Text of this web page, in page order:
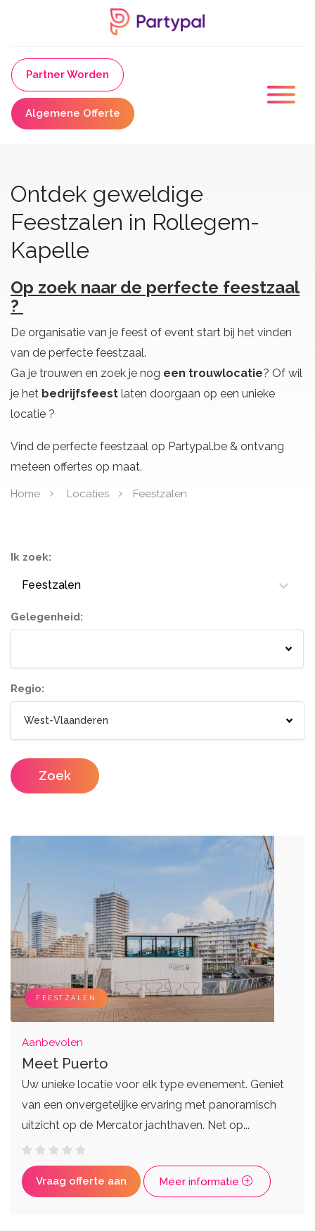
Partner Worden
Algemene Offerte
Ontdek geweldige
Feestzalen in Rollegem-
Kapelle
Op zoek naar de perfecte feestzaal
?
De organisatie van je feest of event start bij het vinden
van de perfecte feestzaal.
Ga je trouwen en zoek je nog een trouwlocatie? Of wil
je het bedrijfsfeest laten doorgaan op een unieke
locatie ?
Vind de perfecte feestzaal op Partypal.be & ontvang
meteen offertes op maat.
Home Locaties Feestzalen
Ik zoek:
Feestzalen
Tenten
Wc wagen
Lichtletters
Make-up artist
Haarstylisten
Feestzalen
Seminarieruimte
DJ's
Zangers
Live bands
Eventplanners
Weddingplanners
Ceremoniemeesters
Gelegenheid:
Regio:
Zoek
FEESTZALEN
Aanbevolen
Meet Puerto
Uw unieke locatie voor elk type evenement. Geniet
van een onvergetelijke ervaring met panoramisch
uitzicht op de Mercator jachthaven. Net op...
Vraag offerte aan Meer informatie